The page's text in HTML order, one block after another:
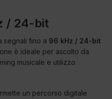
/ 24-bit
segnali fino a 96 kHz / 24-bit
è ideale per ascolto da
musicale e utilizzo
un percorso digitale